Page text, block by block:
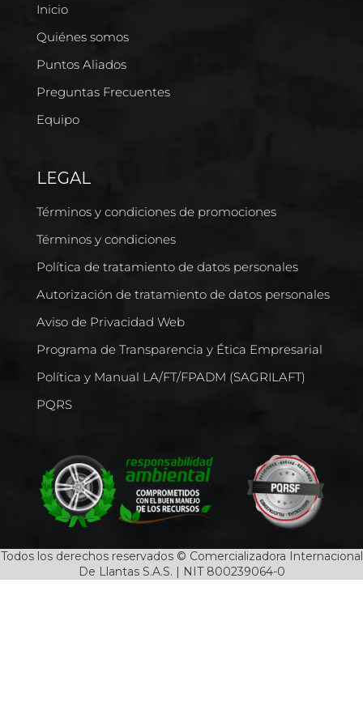
Inicio
Quiénes somos
Puntos Aliados
Preguntas Frecuentes
Equipo
LEGAL
Términos y condiciones de promociones
Términos y condiciones
Política de tratamiento de datos personales
Autorización de tratamiento de datos personales
Aviso de Privacidad Web
Programa de Transparencia y Ética Empresarial
Política y Manual LA/FT/FPADM (SAGRILAFT)
PQRS
Todos los derechos reservados © Comercializadora Internacional
De Llantas S.A.S. | NIT 800239064-0